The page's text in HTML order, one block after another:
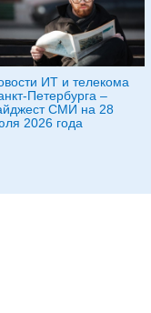
ИТ и телекома
Петербурга –
СМИ на 28
2026 года